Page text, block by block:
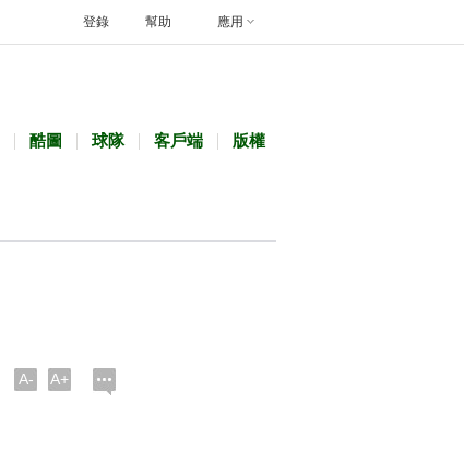
幫助 應用
登錄
酷圖 球隊 客戶端 版權
A- A+